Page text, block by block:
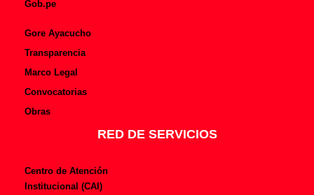
Gob.pe
Gore Ayacucho
Transparencia
Marco Legal
Convocatorias
Obras
RED DE SERVICIOS
Centro de Atención
Institucional (CAI)